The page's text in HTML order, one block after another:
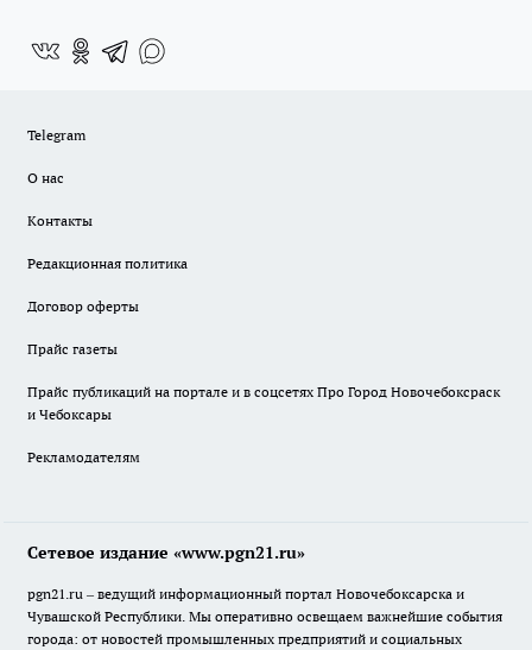
Telegram
О нас
Контакты
Редакционная политика
Договор оферты
Прайс газеты
Прайс публикаций на портале и в соцсетях Про Город Новочебоксраск
и Чебоксары
Рекламодателям
Сетевое издание «www.pgn21.ru»
pgn21.ru – ведущий информационный портал Новочебоксарска и
Чувашской Республики. Мы оперативно освещаем важнейшие события
города: от новостей промышленных предприятий и социальных